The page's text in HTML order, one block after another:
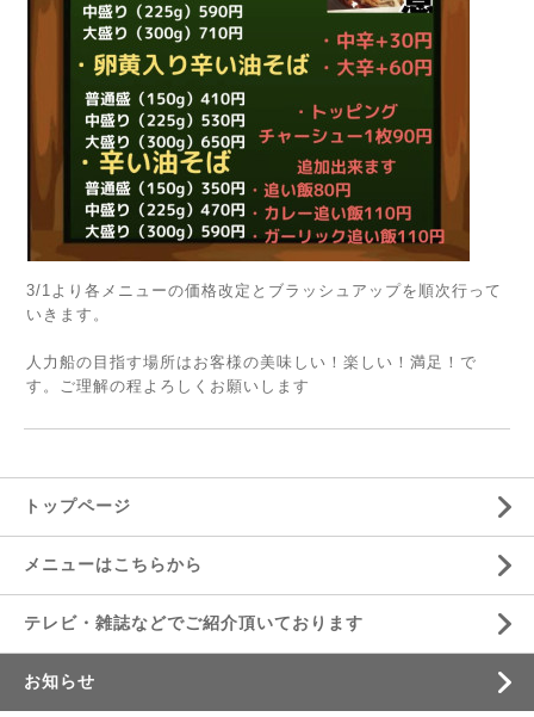
3/1より各メニューの価格改定とブラッシュアップを順次行って
いきます。
人力船の目指す場所はお客様の美味しい！楽しい！満足！で
す。ご理解の程よろしくお願いします
トップページ
メニューはこちらから
テレビ・雑誌などでご紹介頂いております
お知らせ